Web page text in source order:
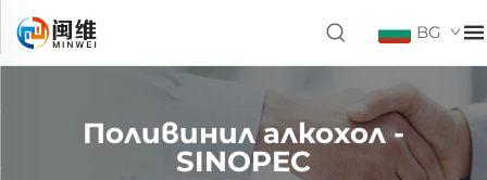
BG
Поливинил алкохол -
SINOPEC